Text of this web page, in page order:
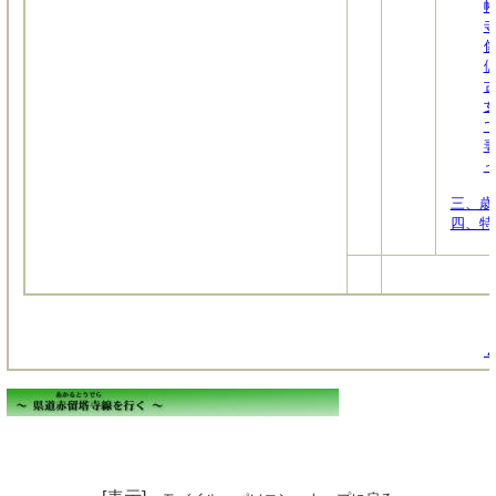
三、
四、